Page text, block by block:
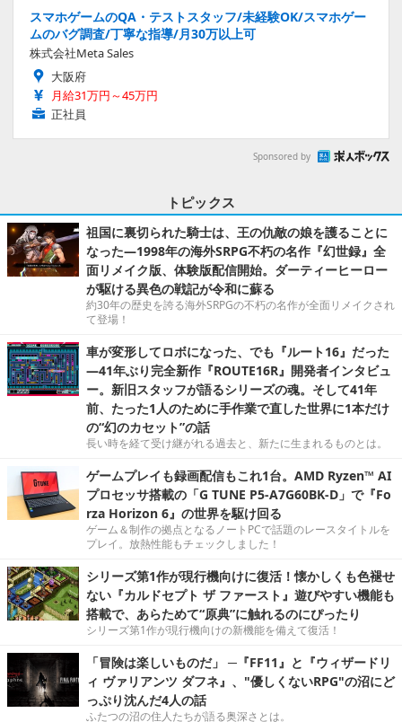
スマホゲームのQA・テストスタッフ/未経験OK/スマホゲー
ムのバグ調査/丁寧な指導/月30万以上可
株式会社Meta Sales
大阪府
月給31万円～45万円
正社員
Sponsored by
トピックス
祖国に裏切られた騎士は、王の仇敵の娘を護ることに
なった―1998年の海外SRPG不朽の名作『幻世録』全
面リメイク版、体験版配信開始。ダーティーヒーロー
が駆ける異色の戦記が令和に蘇る
約30年の歴史を誇る海外SRPGの不朽の名作が全面リメイクされ
て登場！
車が変形してロボになった、でも『ルート16』だった
―41年ぶり完全新作『ROUTE16R』開発者インタビュ
ー。新旧スタッフが語るシリーズの魂。そして41年
前、たった1人のために手作業で直した世界に1本だけ
の“幻のカセット”の話
長い時を経て受け継がれる過去と、新たに生まれるものとは。
ゲームプレイも録画配信もこれ1台。AMD Ryzen™ AI
プロセッサ搭載の「G TUNE P5-A7G60BK-D」で『Fo
rza Horizon 6』の世界を駆け回る
ゲーム＆制作の拠点となるノートPCで話題のレースタイトルを
プレイ。放熱性能もチェックしました！
シリーズ第1作が現行機向けに復活！懐かしくも色褪せ
ない『カルドセプト ザ ファースト』遊びやすい機能も
搭載で、あらためて“原典”に触れるのにぴったり
シリーズ第1作が現行機向けの新機能を備えて復活！
「冒険は楽しいものだ」 ─『FF11』と『ウィザードリ
ィ ヴァリアンツ ダフネ』、"優しくないRPG"の沼にど
っぷり沈んだ4人の話
ふたつの沼の住人たちが語る奥深さとは。